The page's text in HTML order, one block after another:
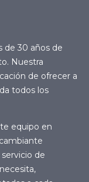
de 30 años de
Nuestra
de ofrecer a
todos los
equipo en
de